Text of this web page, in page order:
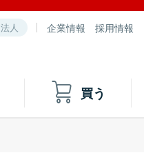
法人 企業情報 採用情報
買う